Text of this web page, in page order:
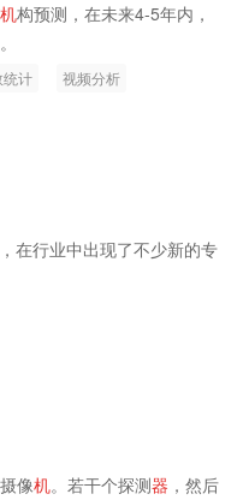
机构预测，在未来4-5年内，
统计 视频分析
在行业中出现了不少新的专
像机。若干个探测器 ，然后